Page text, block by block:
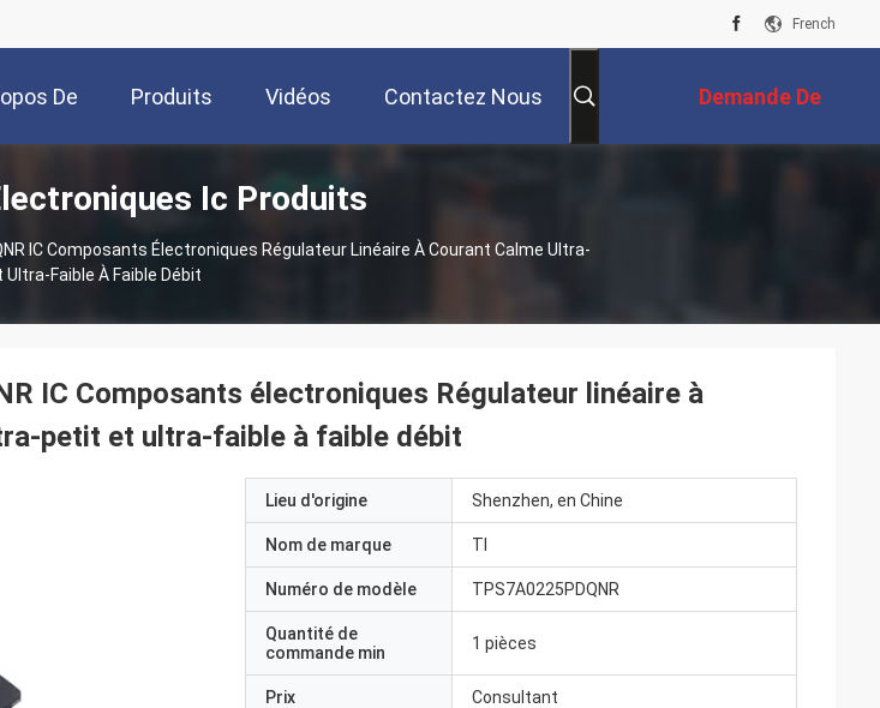
French
De
Nous
Produits Vidéos Contactez Nous Demande De
Soumission
Ic Produits
IC Composants Électroniques Régulateur Linéaire À Courant Calme Ultra-
Ultra-Faible À Faible Débit
IC Composants électroniques Régulateur linéaire à
petit et ultra-faible à faible débit
Lieu d'origine Shenzhen, en Chine
Nom de marque TI
Numéro de modèle TPS7A0225PDQNR
Quantité de
commande min
1 pièces
Prix Consultant
la norme
dans les applications en courant continu à 50 KHz.